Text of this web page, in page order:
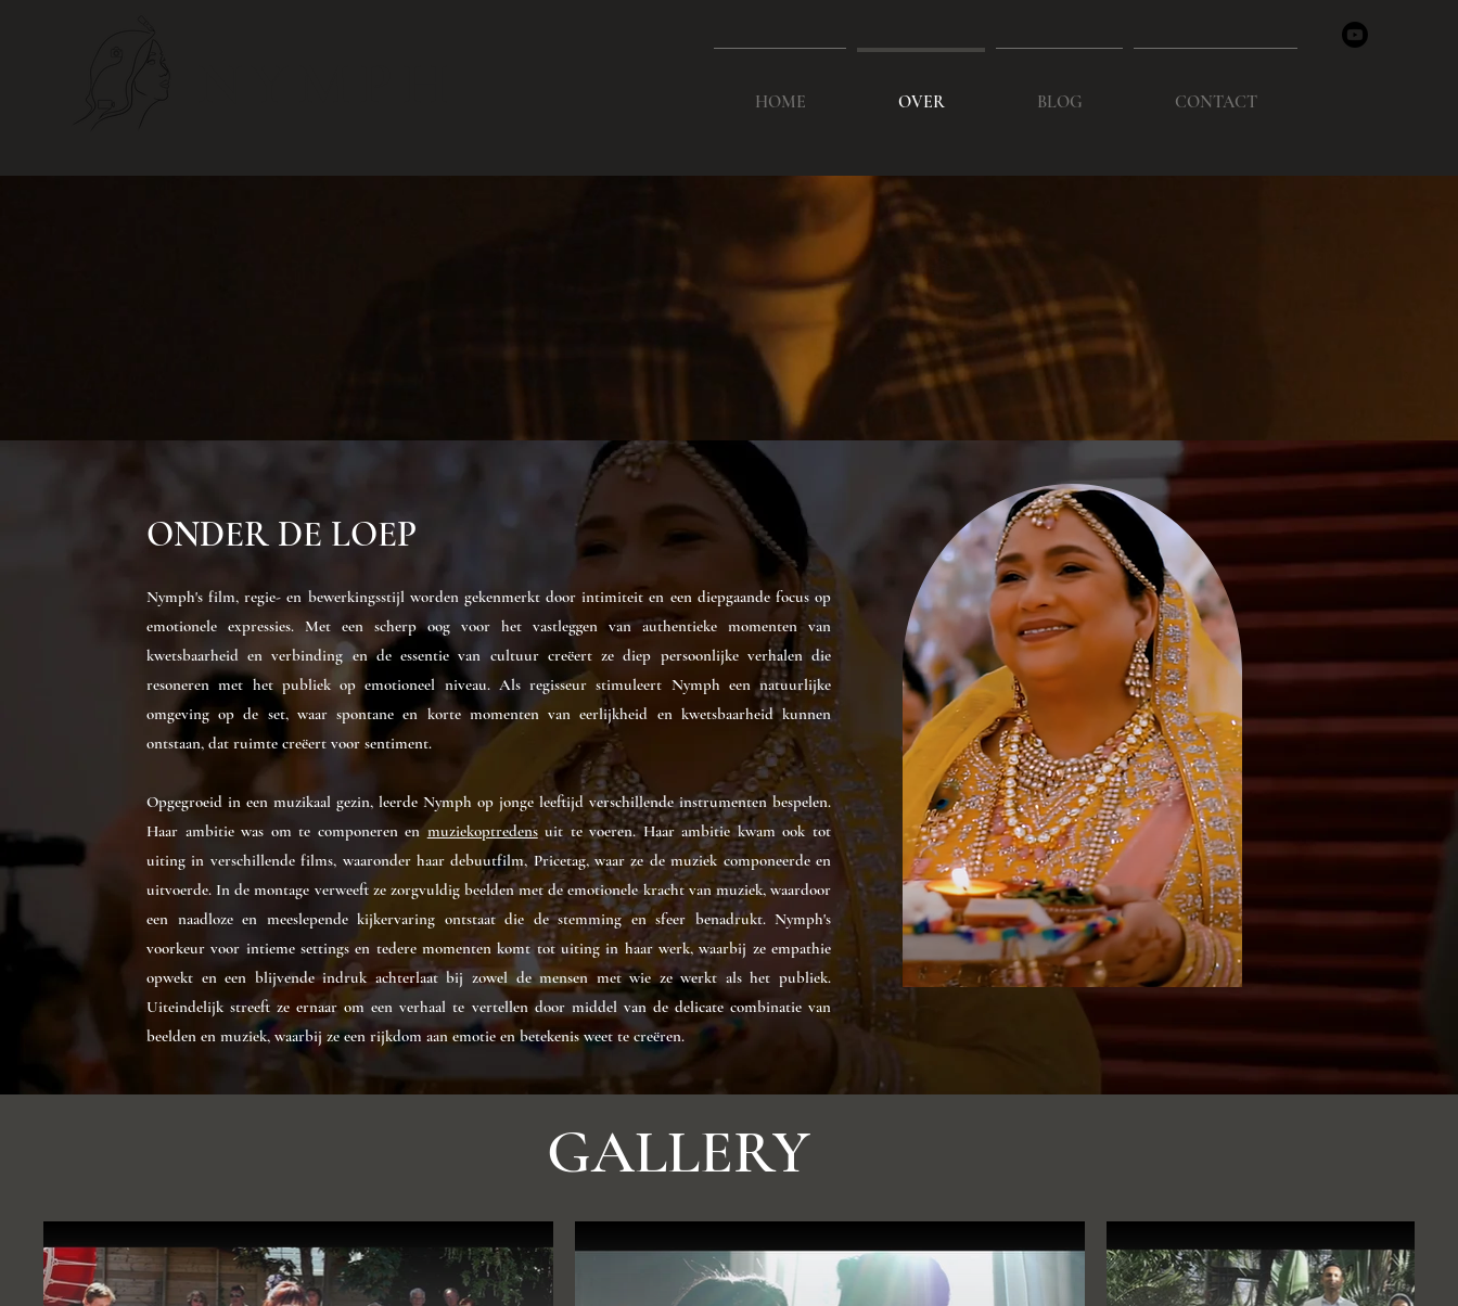
HOME OVER BLOG CONTACT
ONDER DE LOEP
Nymph's film, regie- en bewerkingsstijl worden gekenmerkt door intimiteit en een diepgaande focus op
emotionele expressies. Met een scherp oog voor het vastleggen van authentieke momenten van
kwetsbaarheid en verbinding en de essentie van cultuur creëert ze diep persoonlijke verhalen die
resoneren met het publiek op emotioneel niveau. Als regisseur stimuleert Nymph een natuurlijke
omgeving op de set, waar spontane en korte momenten van eerlijkheid en kwetsbaarheid kunnen
ontstaan, dat ruimte creëert voor sentiment.
Opgegroeid in een muzikaal gezin, leerde Nymph op jonge leeftijd verschillende instrumenten bespelen.
Haar ambitie was om te componeren en muziekoptredensuit te voeren. Haar ambitie kwam ook tot
uiting in verschillende films, waaronder haar debuutfilm, Pricetag, waar ze de muziek componeerde en
uitvoerde. In de montage verweeft ze zorgvuldig beelden met de emotionele kracht van muziek, waardoor
een naadloze en meeslepende kijkervaring ontstaat die de stemming en sfeer benadrukt. Nymph's
voorkeur voor intieme settings en tedere momenten komt tot uiting in haar werk, waarbij ze empathie
opwekt en een blijvende indruk achterlaat bij zowel de mensen met wie ze werkt als het publiek.
Uiteindelijk streeft ze ernaar om een verhaal te vertellen door middel van de delicate combinatie van
beelden en muziek, waarbij ze een rijkdom aan emotie en betekenis weet te creëren.
GALLERY